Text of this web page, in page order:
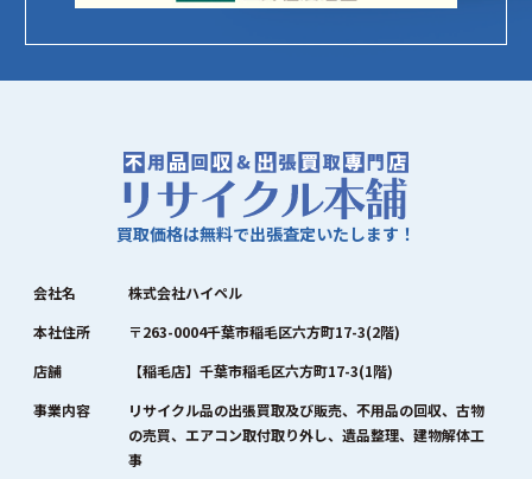
買取価格は無料で出張査定いたします！
会社名
株式会社ハイペル
本社住所
〒263-0004千葉市稲毛区六方町17-3(2階)
店舗
【稲毛店】千葉市稲毛区六方町17-3(1階)
事業内容
リサイクル品の出張買取及び販売、不用品の回収、古物
の売買、エアコン取付取り外し、遺品整理、建物解体工
事